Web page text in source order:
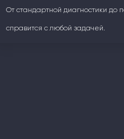
От стандартной диагностики до
справится с любой задачей.